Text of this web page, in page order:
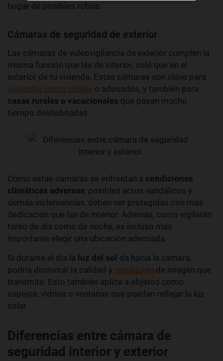
hogar de posibles robos.
Cámaras de seguridad de exterior
Las cámaras de videovigilancia de exterior cumplen la
misma función que las de interior, solo que en el
exterior de tu vivienda. Estas cámaras son clave para
viviendas como chalés o adosados, y también para
casas rurales o vacacionales que pasan mucho
tiempo deshabitadas.
Como estas cámaras se enfrentan a condiciones
climáticas adversas, posibles actos vandálicos y
demás inclemencias, deben ser protegidas con más
dedicación que las de interior. Además, como vigilarán
tanto de día como de noche, es incluso más
importante elegir una ubicación adecuada.
Si durante el día la luz del sol da hacia la cámara,
podría disminuir la calidad y resolución de imagen que
transmite. Esto también aplica a objetos como
espejos, vidrios o ventanas que puedan reflejar la luz
solar.
Diferencias entre cámara de
seguridad interior y exterior